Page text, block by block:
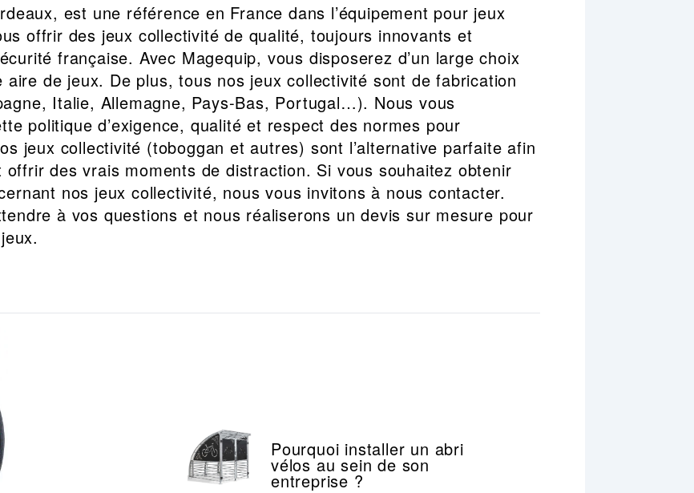
est une référence en France dans l’équipement pour jeux
offrir des jeux collectivité de qualité, toujours innovants et
française. Avec Magequip, vous disposerez d’un large choix
de jeux. De plus, tous nos jeux collectivité sont de fabrication
Italie, Allemagne, Pays-Bas, Portugal…). Nous vous
politique d’exigence, qualité et respect des normes pour
jeux collectivité (toboggan et autres) sont l’alternative parfaite afin
offrir des vrais moments de distraction. Si vous souhaitez obtenir
nos jeux collectivité, nous vous invitons à nous contacter.
à vos questions et nous réaliserons un devis sur mesure pour
Pourquoi installer un abri
vélos au sein de son
entreprise ?